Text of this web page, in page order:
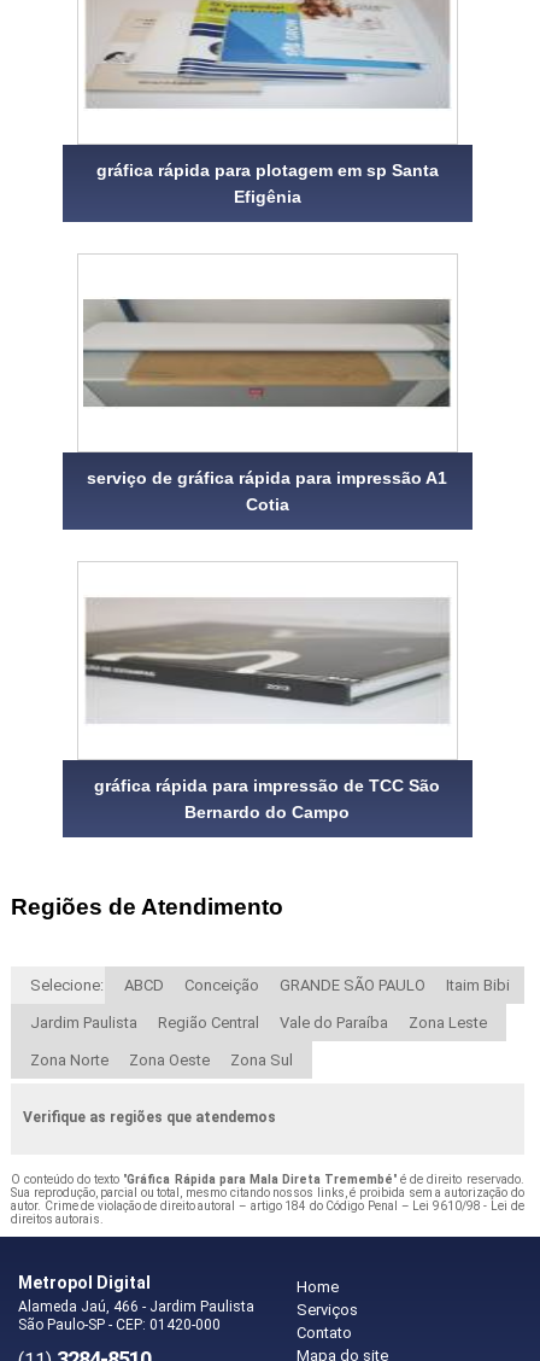
gráfica rápida para plotagem em sp Santa
Efigênia
serviço de gráfica rápida para impressão A1
Cotia
gráfica rápida para impressão de TCC São
Bernardo do Campo
Regiões de Atendimento
Selecione: ABCD Conceição GRANDE SÃO PAULO Itaim Bibi
Jardim Paulista Região Central Vale do Paraíba Zona Leste
Zona Norte Zona Oeste Zona Sul
Verifique as regiões que atendemos
O conteúdo do texto "Gráfica Rápida para Mala Direta Tremembé" é de direito reservado.
Sua reprodução, parcial ou total, mesmo citando nossos links, é proibida sem a autorização do
autor. Crime de violação de direito autoral – artigo 184 do Código Penal –
Lei 9610/98 - Lei de
direitos autorais
Metropol Digital
Alameda Jaú, 466 - Jardim Paulista
São Paulo-SP - CEP: 01420-000
Home
Serviços
Contato
Mapa do site